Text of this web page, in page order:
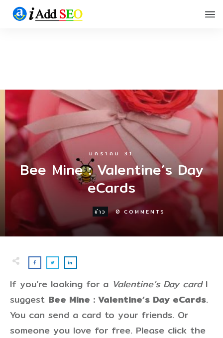
มกราคม 31
Bee Mine : Valentine’s Day
eCards
ข่าว 0 COMMENTS
If you’re looking for a Valentine’s Day cardI
suggest Bee Mine : Valentine’s Day eCards.
You can send a card to your friends. Or
someone you love for free. Please click the